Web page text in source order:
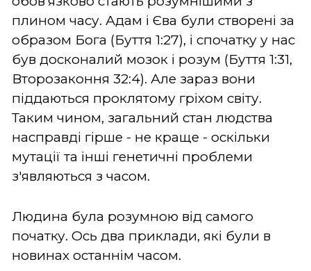
плином часу. Адам і Єва були створені за
образом Бога (Буття 1:27), і спочатку у нас
був досконалий мозок і розум (Буття 1:31,
Второзаконня 32:4). Але зараз вони
піддаються проклятому гріхом світу.
Таким чином, загальний стан людства
насправді гірше - не краще - оскільки
мутації та інші генетичні проблеми
з'являються з часом.
Людина була розумною від самого
початку. Ось два приклади, які були в
новинах останнім часом.